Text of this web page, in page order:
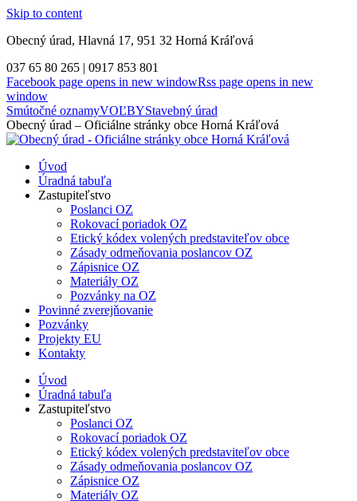
Skip to content
Obecný úrad, Hlavná 17, 951 32 Horná Kráľová
037 65 80 265 | 0917 853 801
Facebook page opens in new windowRss page opens in new
window
Smútočné oznamyVOĽBYStavebný úrad
Obecný úrad – Oficiálne stránky obce Horná Kráľová
Úvod
Úradná tabuľa
Zastupiteľstvo
Poslanci OZ
Rokovací poriadok OZ
Etický kódex volených predstaviteľov obce
Zásady odmeňovania poslancov OZ
Zápisnice OZ
Materiály OZ
Pozvánky na OZ
Povinné zverejňovanie
Pozvánky
Projekty EU
Kontakty
Úvod
Úradná tabuľa
Zastupiteľstvo
Poslanci OZ
Rokovací poriadok OZ
Etický kódex volených predstaviteľov obce
Zásady odmeňovania poslancov OZ
Zápisnice OZ
Materiály OZ